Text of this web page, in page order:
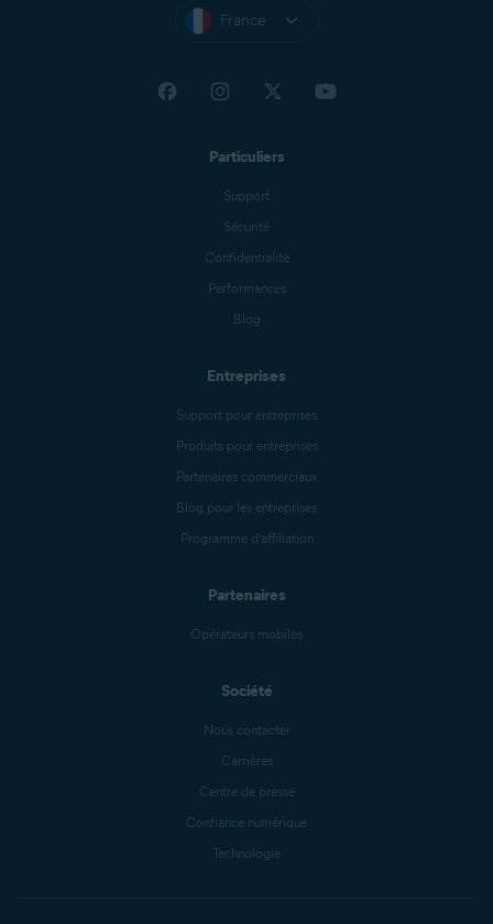
France
Particuliers
Support
Sécurité
Confidentialité
Performances
Blog
Entreprises
Support pour entreprises
Produits pour entreprises
Partenaires commerciaux
Blog pour les entreprises
Programme d’affiliation
Partenaires
Opérateurs mobiles
Société
Nous contacter
Carrières
Centre de presse
Confiance numérique
Technologie